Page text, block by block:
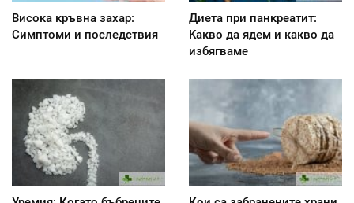
Висока кръвна захар:
Симптоми и последствия
Диета при панкреатит:
Kакво да ядем и какво да
избягваме